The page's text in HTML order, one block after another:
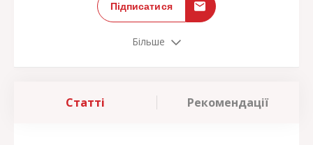
Підписатися
Більше
Статті Рекомендації